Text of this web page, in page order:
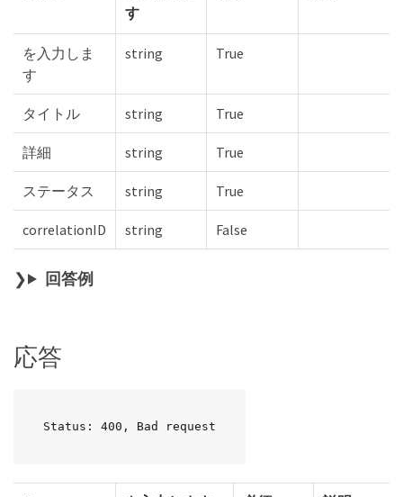
す
を入力しま
す
string True
タイトル string True
詳細 string True
ステータス string True
correlationID string False
回答例
応答
Status: 400, Bad request